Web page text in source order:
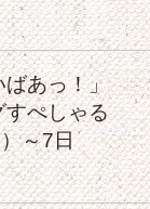
ばあっ！」
すぺしゃる
～7日